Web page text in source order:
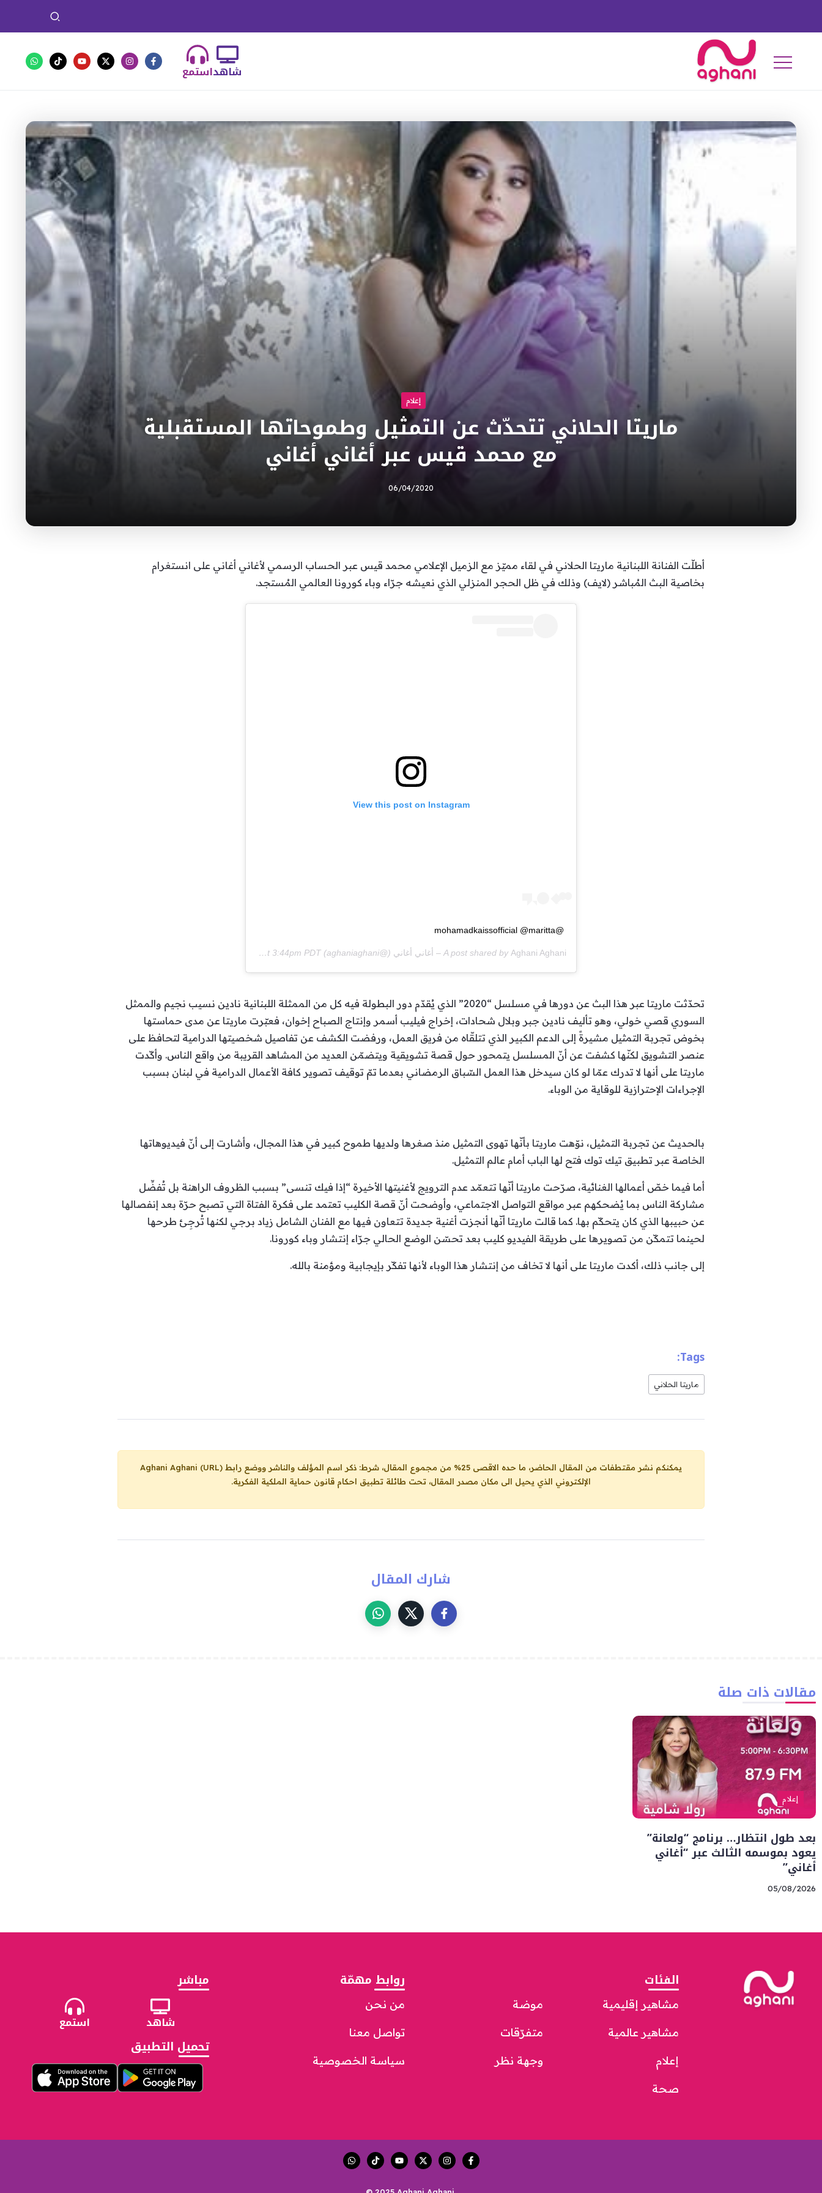
استمعشاهد
إعلام
ماريتا الحلاني تتحدّث عن التمثيل وطموحاتها المستقبلية
مع محمد قيس عبر أغاني أغاني
06/04/2020
أطلّت الفنانة اللبنانية ماريتا الحلاني في لقاء مميّز مع الزميل الإعلامي محمد قيس عبر الحساب الرسمي لأغاني أغاني على انستغرام
بخاصية البث المُباشر (لايف) وذلك في ظل الحجر المنزلي الذي نعيشه جرّاء وباء كورونا العالمي المُستجد.
View this post on Instagram
@mohamadkaissofficial @maritta
A post shared by Aghani Aghani – أغاني أغاني (@aghaniaghani) on
Apr 6, 2020 at 3:44pm PDT
تحدّثت ماريتا عبر هذا البث عن دورها في مسلسل “2020” الذي يُقدّم دور البطولة فيه كل من الممثلة اللبنانية نادين نسيب نجيم والممثل
السوري قصي خولي، وهو تأليف نادين جبر وبلال شحادات، إخراج فيليب أسمر وإنتاج الصباح إخوان، فعبّرت ماريتا عن مدى حماستها
بخوض تجربة التمثيل مشيرةً إلى الدعم الكبير الذي تتلقّاه من فريق العمل، ورفضت الكشف عن تفاصيل شخصيتها الدرامية لتحافظ على
عنصر التشويق لكنّها كشفت عن أنّ المسلسل يتمحور حول قصة تشويقية ويتضمّن العديد من المشاهد القريبة من واقع الناس. وأكّدت
ماريتا على أنها لا تدرك عمّا لو كان سيدخل هذا العمل السّباق الرمضاني بعدما تمّ توقيف تصوير كافة الأعمال الدرامية في لبنان بسبب
الإجراءات الإحترازية للوقاية من الوباء.
بالحديث عن تجربة التمثيل، نوّهت ماريتا بأنّها تهوى التمثيل منذ صغرها ولديها طموح كبير في هذا المجال، وأشارت إلى أنّ فيديوهاتها
الخاصة عبر تطبيق تيك توك فتح لها الباب أمام عالم التمثيل.
أما فيما خصّ أعمالها الغنائية، صرّحت ماريتا أنّها تتعمّد عدم الترويج لأغنيتها الأخيرة “إذا فيك تنسى” بسبب الظروف الراهنة بل تُفضِّل
مشاركة الناس بما يُضحكهم عبر مواقع التواصل الاجتماعي، وأوضحت أنّ قصة الكليب تعتمد على فكرة الفتاة التي تصبح حرّة بعد إنفصالها
عن حبيبها الذي كان يتحكّم بها. كما قالت ماريتا أنّها أنجزت أغنية جديدة تتعاون فيها مع الفنان الشامل زياد برجي لكنها تُرجِئ طرحها
لحينما تتمكّن من تصويرها على طريقة الفيديو كليب بعد تحسّن الوضع الحالي جرّاء إنتشار وباء كورونا.
إلى جانب ذلك، أكدت ماريتا على أنها لا تخاف من إنتشار هذا الوباء لأنها تفكّر بإيجابية ومؤمنة بالله.
Tags:
ماريتا الحلاني
يمكنكم نشر مقتطفات من المقال الحاضر، ما حده الاقصى 25% من مجموع المقال، شرط: ذكر اسم المؤلف والناشر ووضع رابط
Aghani Aghani (URL)
الإلكتروني الذي يحيل الى مكان مصدر المقال، تحت طائلة تطبيق احكام قانون حماية الملكية الفكرية.
شارك المقال
مقالات ذات صلة
إعلام
بعد طول انتظار… برنامج “ولعانة”
يعود بموسمه الثالث عبر “أغاني
أغاني”
05/08/2026
الفئات
مشاهير إقليمية
مشاهير عالمية
إعلام
صحة
موضة
متفرّقات
وجهة نظر
روابط مهمّة
من نحن
تواصل معنا
سياسة الخصوصية
مباشر
شاهد استمع
تحميل التطبيق